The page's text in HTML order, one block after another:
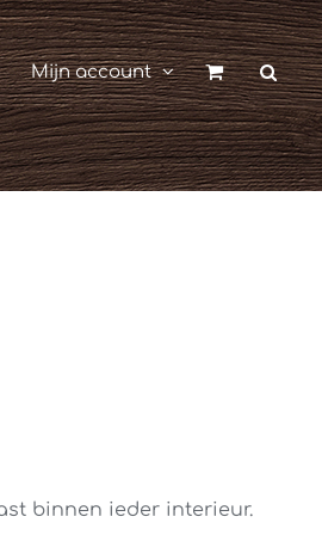
Mijn account
binnen ieder interieur.